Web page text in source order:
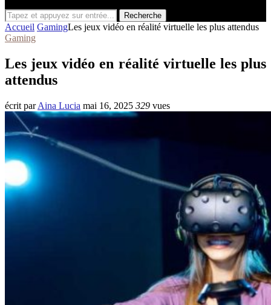
Recherche
Accueil GamingLes jeux vidéo en réalité virtuelle les plus attendus
Gaming
Les jeux vidéo en réalité virtuelle les plus
attendus
écrit parAina Lucia mai 16, 2025 329 vues